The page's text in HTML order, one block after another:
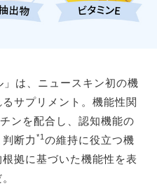
は、ニュースキン初の機
サプリメント。機能性関
ンを配合し、認知機能の
断力 *1 の維持に役立つ機
拠に基づいた機能性を表